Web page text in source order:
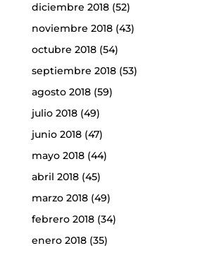
diciembre 2018(52)
noviembre 2018(43)
octubre 2018(54)
septiembre 2018(53)
agosto 2018(59)
julio 2018(49)
junio 2018(47)
mayo 2018(44)
abril 2018(45)
marzo 2018(49)
febrero 2018(34)
enero 2018(35)